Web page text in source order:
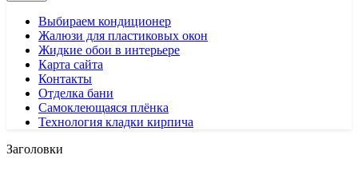
Выбираем кондиционер
Жалюзи для пластиковых окон
Жидкие обои в интерьере
Карта сайта
Контакты
Отделка бани
Самоклеющаяся плёнка
Технология кладки кирпича
Заголовки